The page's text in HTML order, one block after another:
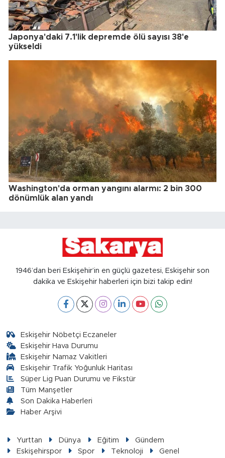
Japonya'daki 7.1'lik depremde ölü sayısı 38'e
yükseldi
Washington'da orman yangını alarmı: 2 bin 300
dönümlük alan yandı
1946’dan beri Eskişehir’in en güçlü gazetesi, Eskişehir son
dakika ve Eskişehir haberleri için bizi takip edin!
Eskişehir Nöbetçi Eczaneler
Eskişehir Hava Durumu
Eskişehir Namaz Vakitleri
Eskişehir Trafik Yoğunluk Haritası
Süper Lig Puan Durumu ve Fikstür
Tüm Manşetler
Son Dakika Haberleri
Haber Arşivi
Yurttan Dünya Eğitim
Gündem
Eskişehirspor
Spor Teknoloji Genel